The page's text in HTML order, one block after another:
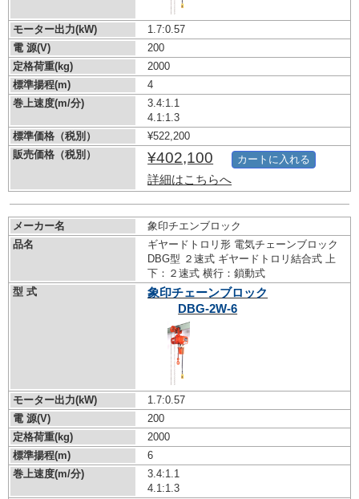
モーター出力(kW)
1.7:0.57
電 源(V)
200
定格荷重(kg)
2000
標準揚程(m)
4
巻上速度(m/分)
3.4:1.1
4.1:1.3
標準価格（税別）
¥522,200
販売価格（税別）
¥402,100
詳細はこちらへ
カートに入れる
メーカー名
象印チエンブロック
品名
ギヤードトロリ形 電気チェーンブロック
DBG型 ２速式 ギヤードトロリ結合式 上
下：２速式 横行：鎖動式
型 式
象印チェーンブロック
DBG-2W-6
モーター出力(kW)
1.7:0.57
電 源(V)
200
定格荷重(kg)
2000
標準揚程(m)
6
巻上速度(m/分)
3.4:1.1
4.1:1.3